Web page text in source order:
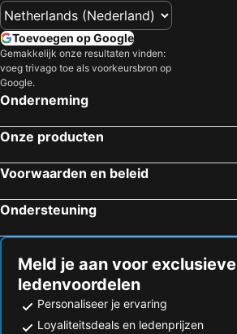
Toevoegen op Google
Gemakkelijk onze resultaten vinden:
voeg trivago toe als voorkeursbron op
Google.
Onderneming
Onze producten
Voorwaarden en beleid
Ondersteuning
Meld je aan voor exclusieve
ledenvoordelen
Personaliseer je ervaring
Loyaliteitsdeals en ledenprijzen